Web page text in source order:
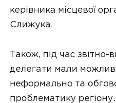
керівника місцевої
Слижука.
Також, під час звітно-
делегати мали
неформально та
проблематику регіону.